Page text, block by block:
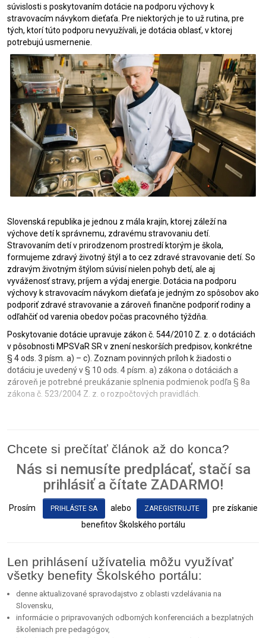
súvislosti s poskytovaním dotácie na podporu výchovy k
stravovacím návykom dieťaťa. Pre niektorých je to už rutina, pre
tých, ktorí túto podporu nevyužívali, je dotácia oblasť, v ktorej
potrebujú usmernenie.
Slovenská republika je jednou z mála krajín, ktorej záleží na
výchove detí k správnemu, zdravému stravovaniu detí.
Stravovaním detí v prirodzenom prostredí ktorým je škola,
formujeme zdravý životný štýl a to cez zdravé stravovanie detí. So
zdravým životným štýlom súvisí nielen pohyb detí, ale aj
vyváženosť stravy, príjem a výdaj energie. Dotácia na podporu
výchovy k stravovacím návykom dieťaťa je jedným zo spôsobov ako
podporiť zdravé stravovanie a zároveň finančne podporiť rodiny a
odľahčiť od varenia obedov počas pracovného týždňa.
Poskytovanie dotácie upravuje zákon č. 544/2010 Z. z. o dotáciách
v pôsobnosti MPSVaR SR v znení neskorších predpisov, konkrétne
§ 4 ods. 3 písm. a) – c). Zoznam povinných príloh k žiadosti o
dotáciu je uvedený v § 10 ods. 4 písm. a) zákona o dotáciách a
zároveň je potrebné preukázanie splnenia podmienok podľa § 8a
zákona č. 523/2004 Z. z. o rozpočtových pravidlách.
Chcete si prečítať článok až do konca?
Nás si nemusíte predplácať, stačí sa
prihlásiť a čítate ZADARMO!
Prosím PRIHLÁSTE SA alebo ZAREGISTRUJTE
pre získanie
benefitov Školského portálu
Len prihlásení užívatelia môžu využívať
všetky benefity Školského portálu:
denne aktualizované spravodajstvo z oblasti vzdelávania na
Slovensku,
informácie o pripravovaných odborných konferenciách a bezplatných
školeniach pre pedagógov,